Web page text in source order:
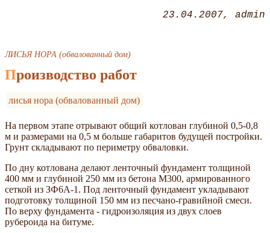
23.04.2007 admin
ЛИСЬЯ НОРА (обвалованный дом)
Производство работ
лисья нора (обвалованный дом)
На первом этапе отрывают общий котлован глубиной 0,5-0,8
м и размерами на 0,5 м больше габаритов будущей постройки.
Грунт складывают по периметру обваловки.
По дну котлована делают ленточный фундамент толщиной
400 мм и глубиной 250 мм из бетона М300, армированного
сеткой из ЗФ6А-1. Под ленточный фундамент укладывают
подготовку толщиной 150 мм из песчано-гравийной смеси.
По верху фундамента - гидроизоляция из двух слоев
рубероида на битуме.